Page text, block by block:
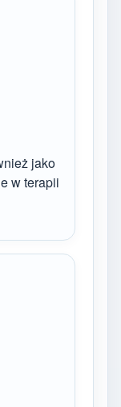
jako
w terapii